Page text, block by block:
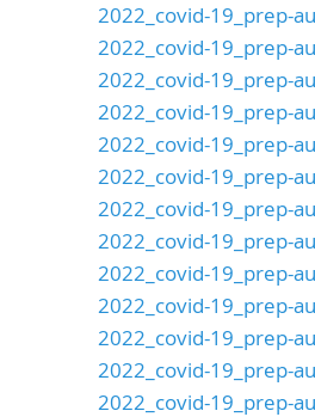
2022_covid-19_prep-
2022_covid-19_prep-
2022_covid-19_prep-
2022_covid-19_prep-
2022_covid-19_prep-
2022_covid-19_prep-
2022_covid-19_prep-
2022_covid-19_prep-
2022_covid-19_prep-
2022_covid-19_prep-
2022_covid-19_prep-
2022_covid-19_prep-
2022_covid-19_prep-